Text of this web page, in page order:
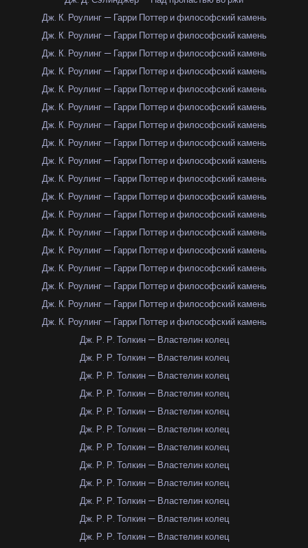
Дж. К. Роулинг — Гарри Поттер и философский камень
Дж. К. Роулинг — Гарри Поттер и философский камень
Дж. К. Роулинг — Гарри Поттер и философский камень
Дж. К. Роулинг — Гарри Поттер и философский камень
Дж. К. Роулинг — Гарри Поттер и философский камень
Дж. К. Роулинг — Гарри Поттер и философский камень
Дж. К. Роулинг — Гарри Поттер и философский камень
Дж. К. Роулинг — Гарри Поттер и философский камень
Дж. К. Роулинг — Гарри Поттер и философский камень
Дж. К. Роулинг — Гарри Поттер и философский камень
Дж. К. Роулинг — Гарри Поттер и философский камень
Дж. К. Роулинг — Гарри Поттер и философский камень
Дж. К. Роулинг — Гарри Поттер и философский камень
Дж. К. Роулинг — Гарри Поттер и философский камень
Дж. К. Роулинг — Гарри Поттер и философский камень
Дж. К. Роулинг — Гарри Поттер и философский камень
Дж. К. Роулинг — Гарри Поттер и философский камень
Дж. К. Роулинг — Гарри Поттер и философский камень
Дж. Р. Р. Толкин — Властелин колец
Дж. Р. Р. Толкин — Властелин колец
Дж. Р. Р. Толкин — Властелин колец
Дж. Р. Р. Толкин — Властелин колец
Дж. Р. Р. Толкин — Властелин колец
Дж. Р. Р. Толкин — Властелин колец
Дж. Р. Р. Толкин — Властелин колец
Дж. Р. Р. Толкин — Властелин колец
Дж. Р. Р. Толкин — Властелин колец
Дж. Р. Р. Толкин — Властелин колец
Дж. Р. Р. Толкин — Властелин колец
Дж. Р. Р. Толкин — Властелин колец